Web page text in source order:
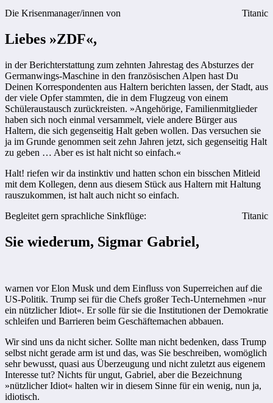
Die Krisenmanager/innen von Titanic
Liebes »ZDF«,
in der Berichterstattung zum zehnten Jahrestag des Absturzes der
Germanwings-Maschine in den französischen Alpen hast Du
Deinen Korrespondenten aus Haltern berichten lassen, der Stadt, aus
der viele Opfer stammten, die in dem Flugzeug von einem
Schüleraustausch zurückreisten. »Angehörige, Familienmitglieder
haben sich noch einmal versammelt, viele andere Bürger aus
Haltern, die sich gegenseitig Halt geben wollen. Das versuchen sie
ja im Grunde genommen seit zehn Jahren jetzt, sich gegenseitig Halt
zu geben … Aber es ist halt nicht so einfach.«
Halt! riefen wir da instinktiv und hatten schon ein bisschen Mitleid
mit dem Kollegen, denn aus diesem Stück aus Haltern mit Haltung
rauszukommen, ist halt auch nicht so einfach.
Begleitet gern sprachliche Sinkflüge:
Titanic
Sie wiederum, Sigmar Gabriel,
warnen vor Elon Musk und dem Einfluss von Superreichen auf die
US-Politik. Trump sei für die Chefs großer Tech-Unternehmen »nur
ein nützlicher Idiot«. Er solle für sie die Institutionen der Demokratie
schleifen und Barrieren beim Geschäftemachen abbauen.
Wir sind uns da nicht sicher. Sollte man nicht bedenken, dass Trump
selbst nicht gerade arm ist und das, was Sie beschreiben, womöglich
sehr bewusst, quasi aus Überzeugung und nicht zuletzt aus eigenem
Interesse tut? Nichts für ungut, Gabriel, aber die Bezeichnung
»nützlicher Idiot« halten wir in diesem Sinne für ein wenig, nun ja,
idiotisch.